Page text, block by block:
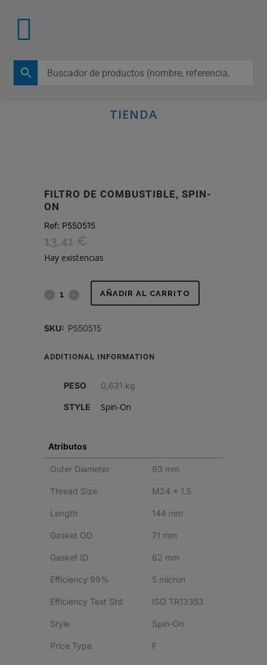
TIENDA
FILTRO DE COMBUSTIBLE, SPIN-
ON
Ref: P550515
13,41 €
Hay existencias
FILTRO
SPIN-
quantity
AÑADIR AL CARRITO
SKU: P550515
ADDITIONAL INFORMATION
PESO 0,631 kg
STYLE Spin-On
Atributos
Outer Diameter 93 mm
Thread Size M24 x 1.5
Length 144 mm
Gasket OD 71 mm
Gasket ID 62 mm
Efficiency 99% 5 micron
Efficiency Test Std ISO TR13353
Style Spin-On
Price Type F